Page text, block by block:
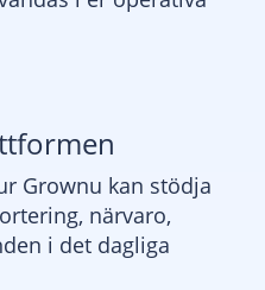
Grownu kan stödja
närvaro,
i det dagliga